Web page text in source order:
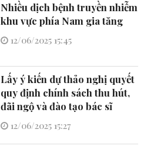
Nhiều dịch bệnh truyền nhiễm
khu vực phía Nam gia tăng
12/06/2025 15:45
Lấy ý kiến dự thảo nghị quyết
quy định chính sách thu hút,
đãi ngộ và đào tạo bác sĩ
12/06/2025 15:27